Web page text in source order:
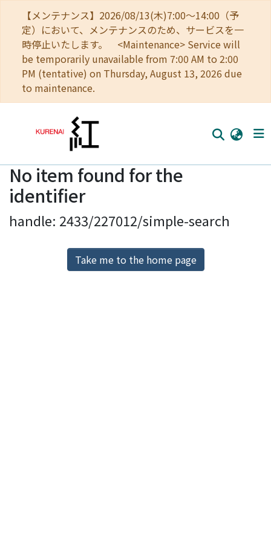
【メンテナンス】2026/08/13(木)7:00～14:00（予
定）において、メンテナンスのため、サービスを一
時停止いたします。 <Maintenance> Service will
be temporarily unavailable from 7:00 AM to 2:00
PM (tentative) on Thursday, August 13, 2026 due
to maintenance.
Home
Communities
Browse
Download Ranking
No item found for the
identifier
handle: 2433/227012/simple-search
Take me to the home page